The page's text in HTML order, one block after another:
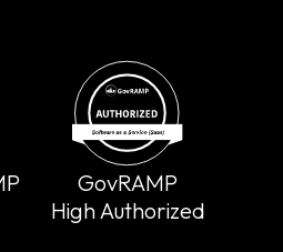
GovRAMP
High Authorized